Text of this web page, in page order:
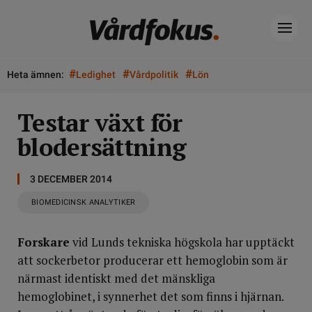
Heta ämnen: #Ledighet #Vårdpolitik #Lön
Testar växt för
blodersättning
3 DECEMBER 2014
BIOMEDICINSK ANALYTIKER
Forskare vid Lunds tekniska högskola har upptäckt
att sockerbetor producerar ett hemoglobin som är
närmast identiskt med det mänskliga
hemoglobinet, i synnerhet det som finns i hjärnan.